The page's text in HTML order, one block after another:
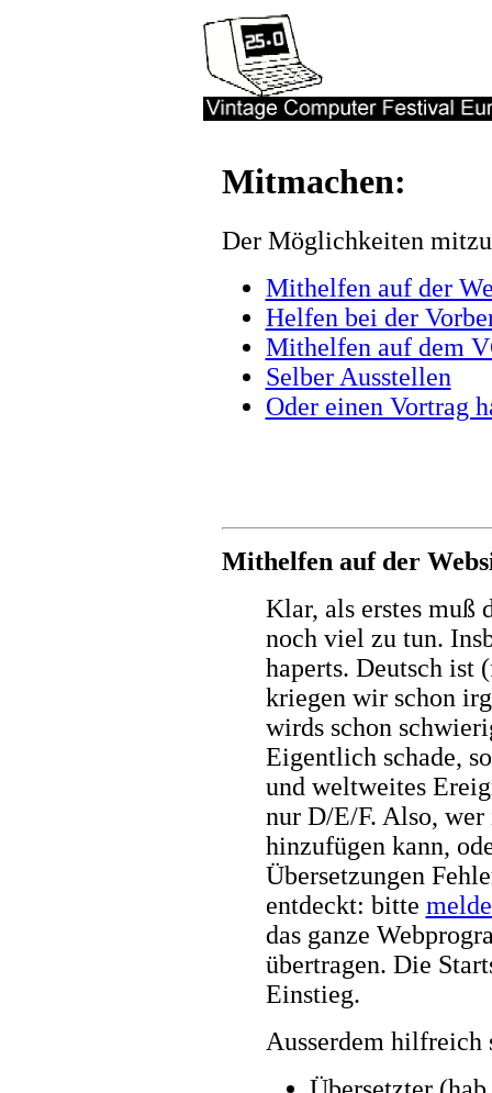
Mitmachen:
Der Möglichkeiten
Mithelfen auf der
Helfen bei der
Mithelfen auf dem
Selber Ausstellen
Oder einen Vortrag
Mithelfen auf der
Klar, als erstes muß
noch viel zu tun.
haperts. Deutsch ist
kriegen wir schon
wirds schon
Eigentlich schade,
und weltweites
nur D/E/F. Also,
hinzufügen kann,
Übersetzungen
entdeckt: bitte
das ganze
übertragen. Die
Einstieg.
Ausserdem hilfreich